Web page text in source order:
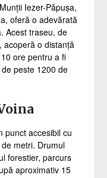
Iezer-Păpușa,
oferă o adevărată
Acest traseu, de
acoperă o distanță
ore pentru a fi
peste 1200 de
punct accesibil cu
metri. Drumul
forestier, parcurs
aproximativ 15